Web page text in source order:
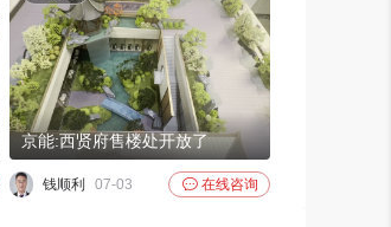
京能:西贤府售楼处开放了
钱顺利 07-03  在线咨询